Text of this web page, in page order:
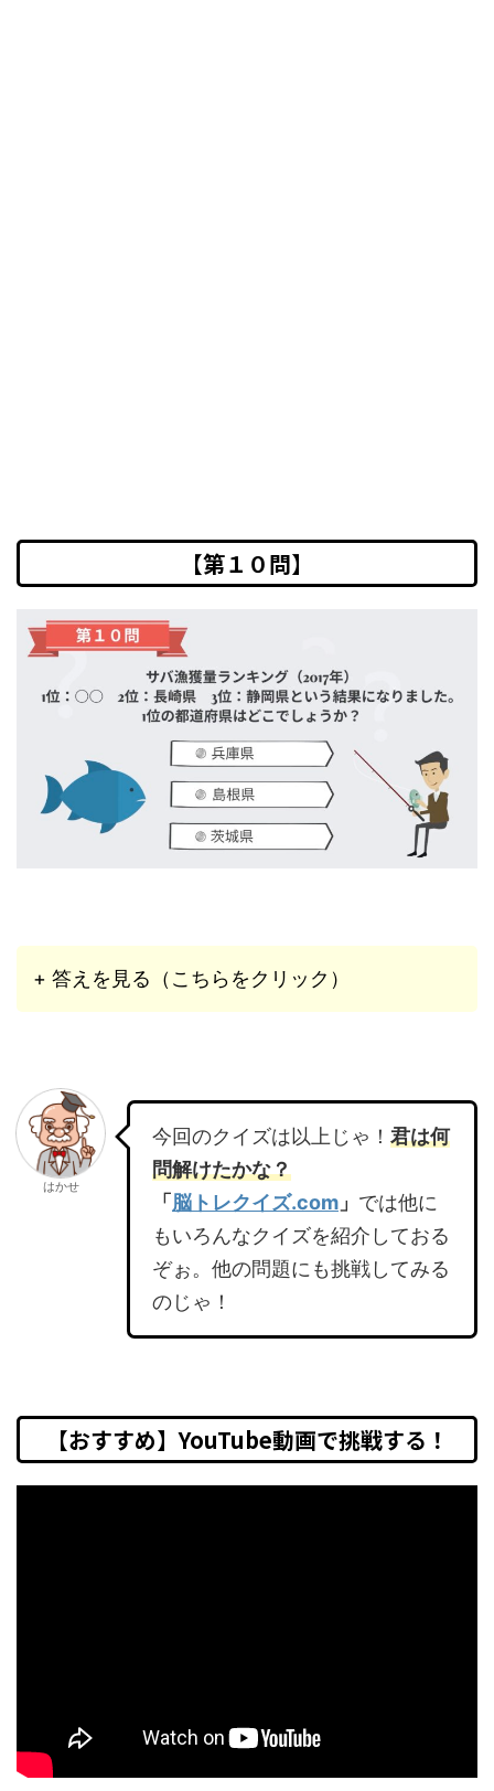
【第１０問】
+ 答えを見る（こちらをクリック）
はかせ
今回のクイズは以上じゃ！ 君は何
問解けたかな？
「脳トレクイズ.com 」 では他に
もいろんなクイズを紹介しておる
ぞぉ。他の問題にも挑戦してみる
のじゃ！
【おすすめ】YouTube動画で挑戦する！